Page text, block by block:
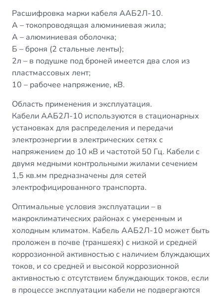
Расшифровка марки кабеля ААБ2Л-10.
А – токопроводящая алюминиевая жила;
А – алюминиевая оболочка;
Б – броня (2 стальные ленты);
2л – в подушке под броней имеется два слоя из
пластмассовых лент;
10 – рабочее напряжение, кВ.
Область применения и эксплуатация.
Кабели ААБ2Л-10 используются в стационарных
установках для распределения и передачи
электроэнергии в электрических сетях с
напряжением до 10 кВ и частотой 50 Гц. Кабели с
двумя медными контрольными жилами сечением
1,5 кв.мм предназначены для сетей
электрофицированного транспорта.
Оптимальные условия эксплуатации – в
макроклиматических районах с умеренным и
холодным климатом. Кабель ААБ2Л-10 может быть
проложен в почве (траншеях) с низкой и средней
коррозионной активностью с наличием блуждающих
токов, и со средней и высокой коррозионной
активностью с отсутствием блуждающих токов, если
в процессе эксплуатации кабели не подвергаются